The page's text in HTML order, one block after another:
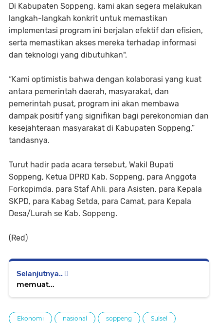
Di Kabupaten Soppeng, kami akan segera melakukan
langkah-langkah konkrit untuk memastikan
implementasi program ini berjalan efektif dan efisien,
serta memastikan akses mereka terhadap informasi
dan teknologi yang dibutuhkan".
“Kami optimistis bahwa dengan kolaborasi yang kuat
antara pemerintah daerah, masyarakat, dan
pemerintah pusat, program ini akan membawa
dampak positif yang signifikan bagi perekonomian dan
kesejahteraan masyarakat di Kabupaten Soppeng,”
tandasnya.
Turut hadir pada acara tersebut, Wakil Bupati
Soppeng, Ketua DPRD Kab. Soppeng, para Anggota
Forkopimda, para Staf Ahli, para Asisten, para Kepala
SKPD, para Kabag Setda, para Camat, para Kepala
Desa/Lurah se Kab. Soppeng.
(Red)
Selanjutnya..
memuat...
Ekonomi nasional soppeng Sulsel